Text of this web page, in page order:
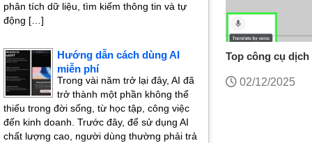
Top công cụ
02/12/2025
phân tích dữ liệu, tìm kiếm thông tin và tự
động […]
Hướng dẫn cách dùng AI
miễn phí
Trong vài năm trở lại đây, AI đã
trở thành một phần không thể
thiếu trong đời sống, từ học tập, công việc
đến kinh doanh. Trước đây, để sử dụng AI
chất lượng cao, người dùng thường phải trả